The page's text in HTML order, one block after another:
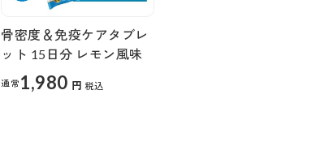
骨密度＆免疫ケアタブレ
ット 15日分 レモン風味
通常 1,980 円 税込